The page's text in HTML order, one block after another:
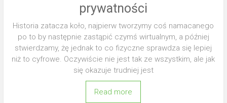
prywatności
Historia zatacza koło, najpierw tworzymy coś namacanego
po to by następnie zastąpić czymś wirtualnym, a później
stwierdzamy, żę jednak to co fizyczne sprawdza się lepiej
niż to cyfrowe. Oczywiście nie jest tak ze wszystkim, ale jak
się okazuje trudniej jest
Read more